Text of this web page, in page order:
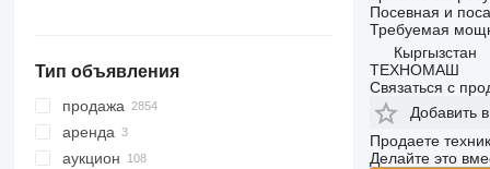
Тип объявления
продажа
аренда
аукцион
Посевная и
Требуемая
Кыргызстан
ТЕХНОМАШ
Связаться с
Добавить
Продаете
Делайте это